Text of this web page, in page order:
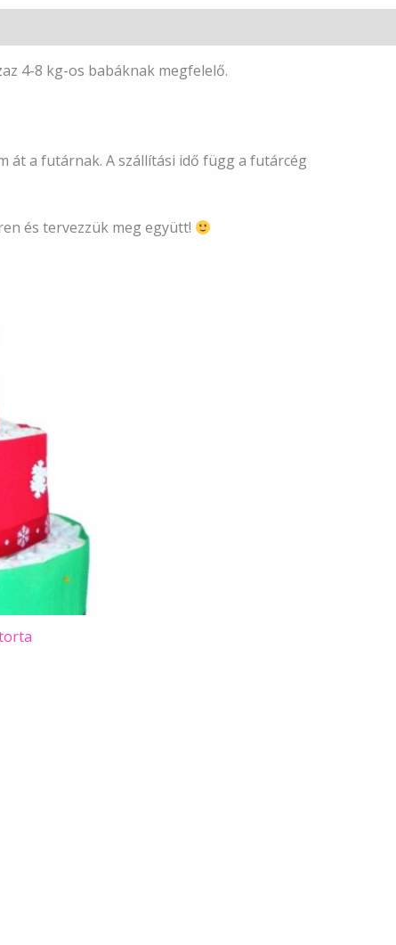
4-8 kg-os babáknak megfelelő.
át a futárnak. A szállítási idő függ a futárcég
és tervezzük meg együtt!